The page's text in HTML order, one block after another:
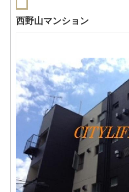
西野山マンション